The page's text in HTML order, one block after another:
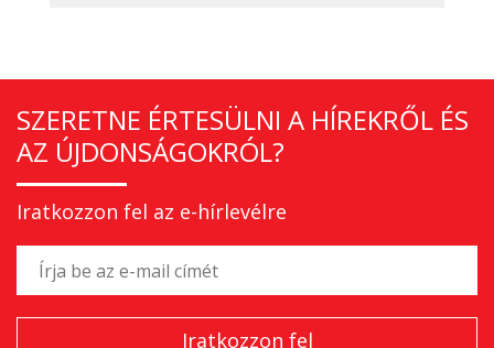
SZERETNE ÉRTESÜLNI A HÍREKRŐL ÉS
AZ ÚJDONSÁGOKRÓL?
Iratkozzon fel az e-hírlevélre